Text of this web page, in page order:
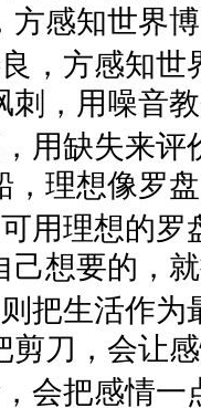
方感知世界
，方感知世
刺，用噪音
用缺失来评
，理想像罗
用理想的罗
己想要的，
把生活作为
剪刀，会让
会把感情一